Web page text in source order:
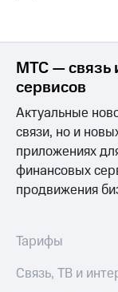
МТС — связь
сервисов
Актуальные
связи, но и
приложениях
финансовых
продвижения
Тарифы
Связь, ТВ и